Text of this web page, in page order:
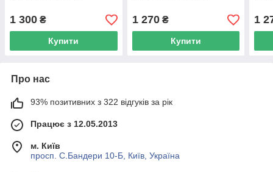
1 300 ₴
Купити
1 270₴
Купити
1
Про нас
93% позитивних з 322 відгуків за рік
Працює з 12.05.2013
м. Київ
просп. С.Бандери 10-Б, Київ, Україна